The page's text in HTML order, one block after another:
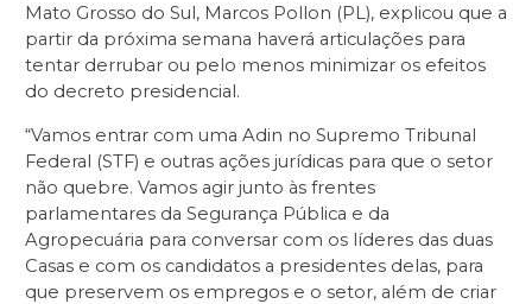
Mato Grosso do Sul, Marcos Pollon (PL), explicou que a
partir da próxima semana haverá articulações para
tentar derrubar ou pelo menos minimizar os efeitos
do decreto presidencial.
“Vamos entrar com uma Adin no Supremo Tribunal
Federal (STF) e outras ações jurídicas para que o setor
não quebre. Vamos agir junto às frentes
parlamentares da Segurança Pública e da
Agropecuária para conversar com os líderes das duas
Casas e com os candidatos a presidentes delas, para
que preservem os empregos e o setor, além de criar